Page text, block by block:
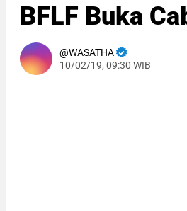
BFLF Buka
WASATHA
10/02/19, 09:30 WIB